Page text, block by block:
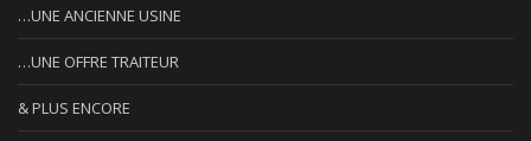
…UNE ANCIENNE USINE
…UNE OFFRE TRAITEUR
& PLUS ENCORE